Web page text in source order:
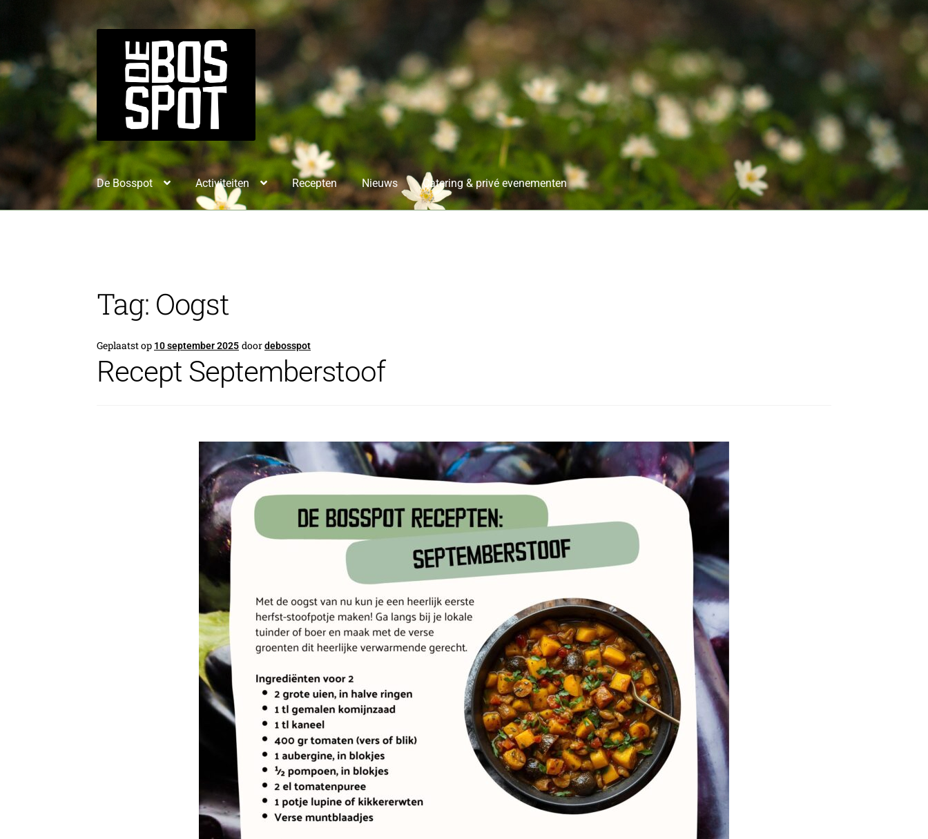
De Bosspot Activiteiten Recepten Nieuws Catering & privé evenementen
Tag: Oogst
Geplaatst op 10 september 2025 doordebosspot
Recept Septemberstoof